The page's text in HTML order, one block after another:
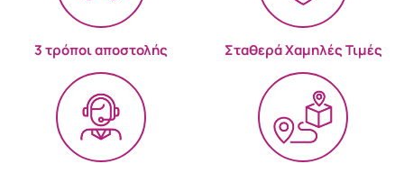
3 τρόποι αποστολής Σταθερά Χαμηλές Τιμές